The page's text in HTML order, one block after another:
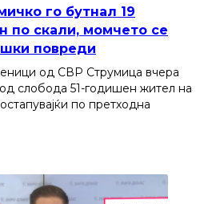
го бутнал 19
по скали, момчето се
повреди
од СВР Струмица вчера
слобода 51-годишен жител на
по претходна